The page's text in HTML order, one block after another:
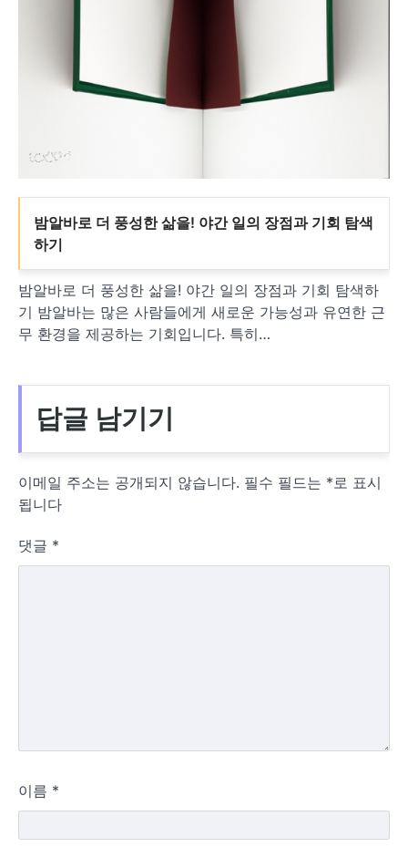
밤알바로 더 풍성한 삶을! 야간 일의 장점과 기회 탐색
하기
밤알바로 더 풍성한 삶을! 야간 일의 장점과 기회 탐색하
기 밤알바는 많은 사람들에게 새로운 가능성과 유연한 근
무 환경을 제공하는 기회입니다. 특히…
답글 남기기
이메일 주소는 공개되지 않습니다. 필수 필드는 * 로 표시
됩니다
댓글 *
이름 *